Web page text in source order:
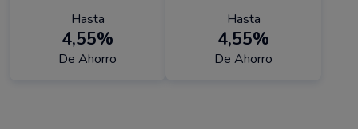
Hasta
4,55%
De Ahorro
Hasta
4,55%
De Ahorro